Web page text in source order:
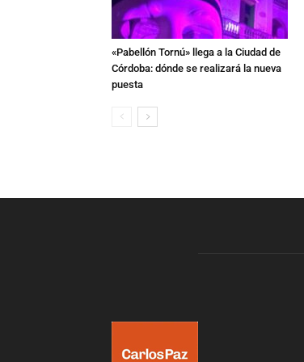
«Pabellón Tornú» llega a la Ciudad de
Córdoba: dónde se realizará la nueva
puesta